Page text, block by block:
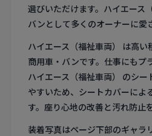
選びいただけます。ハイエース
バンとして多くのオーナーに愛
ハイエース（福祉車両） は高い
商用車・バンです。仕事にもプ
ハイエース（福祉車両） のシ
やすいため、シートカバーによ
す。座り心地の改善と汚れ防止
装着写真はページ下部のギャラ